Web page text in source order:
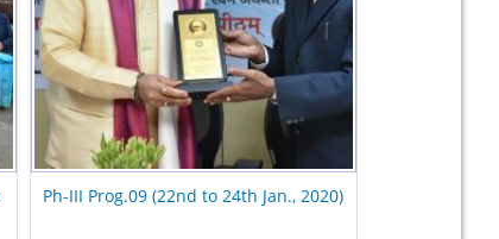
Ph-III Prog.09 (22nd to 24th Jan., 2020)